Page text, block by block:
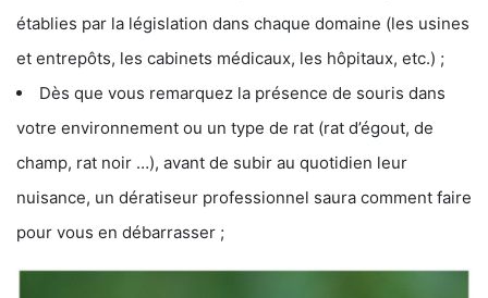
établies par la législation dans chaque domaine (les usines
et entrepôts, les cabinets médicaux, les hôpitaux, etc.) ;
Dès que vous remarquez la présence de souris dans
votre environnement ou un type de rat (rat d’égout, de
champ, rat noir …), avant de subir au quotidien leur
nuisance, un dératiseur professionnel saura comment faire
pour vous en débarrasser ;